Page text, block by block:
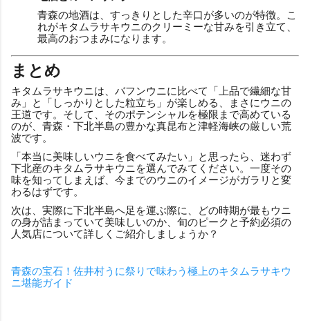
青森の地酒は、すっきりとした辛口が多いのが特徴。こ
れがキタムラサキウニのクリーミーな甘みを引き立て、
最高のおつまみになります。
まとめ
キタムラサキウニは、バフンウニに比べて「上品で繊細な甘
み」と「しっかりとした粒立ち」が楽しめる、まさにウニの
王道です。そして、そのポテンシャルを極限まで高めている
のが、青森・下北半島の豊かな真昆布と津軽海峡の厳しい荒
波です。
「本当に美味しいウニを食べてみたい」と思ったら、迷わず
下北産のキタムラサキウニを選んでみてください。一度その
味を知ってしまえば、今までのウニのイメージがガラリと変
わるはずです。
次は、実際に下北半島へ足を運ぶ際に、どの時期が最もウニ
の身が詰まっていて美味しいのか、旬のピークと予約必須の
人気店について詳しくご紹介しましょうか？
青森の宝石！佐井村うに祭りで味わう極上のキタムラサキウ
ニ堪能ガイド